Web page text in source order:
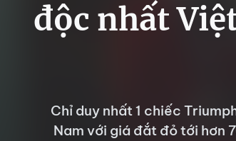
độc nhất
Chỉ duy nhất 1 chiếc
Nam với giá đắt đỏ tới hơn